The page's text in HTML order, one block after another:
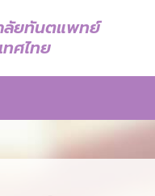
ลัยทันตแพทย์
ทศไทย